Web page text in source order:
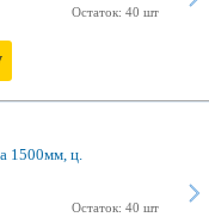
Остаток: 40 шт
1500мм, ц.
Остаток: 40 шт